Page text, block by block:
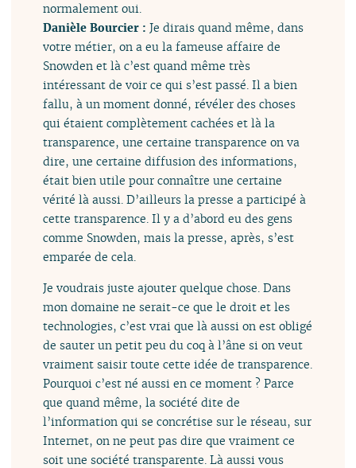
normalement oui.
Danièle Bourcier :Je dirais quand même, dans
votre métier, on a eu la fameuse affaire de
Snowden et là c’est quand même très
intéressant de voir ce qui s’est passé. Il a bien
fallu, à un moment donné, révéler des choses
qui étaient complètement cachées et là la
transparence, une certaine transparence on va
dire, une certaine diffusion des informations,
était bien utile pour connaître une certaine
vérité là aussi. D’ailleurs la presse a participé à
cette transparence. Il y a d’abord eu des gens
comme Snowden, mais la presse, après, s’est
emparée de cela.
Je voudrais juste ajouter quelque chose. Dans
mon domaine ne serait-ce que le droit et les
technologies, c’est vrai que là aussi on est obligé
de sauter un petit peu du coq à l’âne si on veut
vraiment saisir toute cette idée de transparence.
Pourquoi c’est né aussi en ce moment ? Parce
que quand même, la société dite de
l’information qui se concrétise sur le réseau, sur
Internet, on ne peut pas dire que vraiment ce
soit une société transparente. Là aussi vous